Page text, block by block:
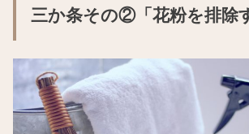
三か条その②「花粉を排除